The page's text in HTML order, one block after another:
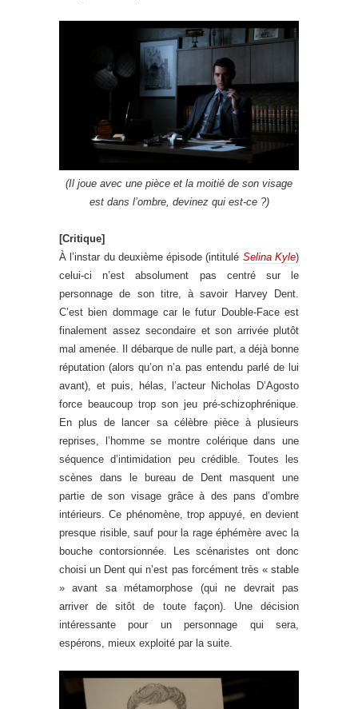
(Il joue avec une pièce et la moitié de son visage
est dans l’ombre, devinez qui est-ce ?)
[Critique]
À l’instar du deuxième épisode (intitulé Selina Kyle)
celui-ci n’est absolument pas centré sur le
personnage de son titre, à savoir Harvey Dent.
C’est bien dommage car le futur Double-Face est
finalement assez secondaire et son arrivée plutôt
mal amenée. Il débarque de nulle part, a déjà bonne
réputation (alors qu’on n’a pas entendu parlé de lui
avant), et puis, hélas, l’acteur Nicholas D’Agosto
force beaucoup trop son jeu pré-schizophrénique.
En plus de lancer sa célèbre pièce à plusieurs
reprises, l’homme se montre colérique dans une
séquence d’intimidation peu crédible. Toutes les
scènes dans le bureau de Dent masquent une
partie de son visage grâce à des pans d’ombre
intérieurs. Ce phénomène, trop appuyé, en devient
presque risible, sauf pour la rage éphémère avec la
bouche contorsionnée. Les scénaristes ont donc
choisi un Dent qui n’est pas forcément très « stable
» avant sa métamorphose (qui ne devrait pas
arriver de sitôt de toute façon). Une décision
intéressante pour un personnage qui sera,
espérons, mieux exploité par la suite.